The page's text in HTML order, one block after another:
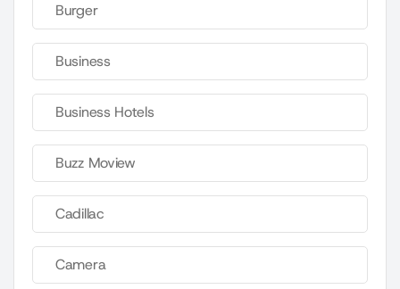
Burger
Business
Business Hotels
Buzz Moview
Cadillac
Camera